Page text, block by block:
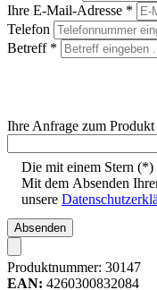
Ihre E-Mail-Adresse *
Telefon
Betreff *
Ihre Anfrage zum Produkt
Die mit einem Stern (*)
Mit dem Absenden
unsere
Absenden
Produktnummer: 30147
EAN: 4260300832084